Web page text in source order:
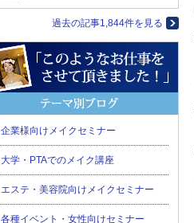
過去の記事1,844件を見る
企業様向けメイクセミナー
大学・PTAでのメイク講座
エステ・美容院向けメイクセミナー
各種イベント・女性向けセミナー